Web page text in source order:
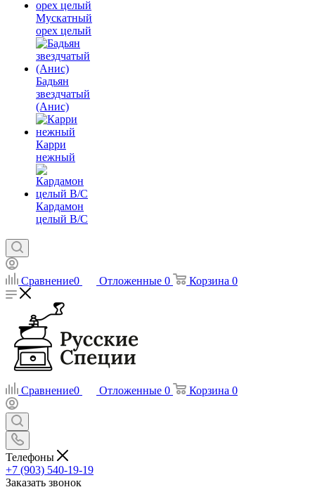
Мускатный
орех целый
Бадьян
звездчатый
(Анис)
Карри
нежный
Кардамон
целый В/С
Сравнение0 Отложенные 0 Корзина 0
Сравнение0 Отложенные 0 Корзина 0
Телефоны
+7 (903) 540-19-19
Заказать звонок